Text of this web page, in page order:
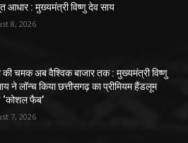
आधार : मुख्यमंत्री विष्णु देव साय
8, 2026
की चमक अब वैश्विक बाजार तक : मुख्यमंत्री विष्णु
ने लॉन्च किया छत्तीसगढ़ का प्रीमियम हैंडलूम
‘कोशल फैब’
7, 2026